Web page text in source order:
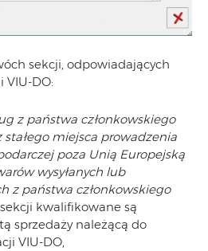
sekcji, odpowiadających
DO:
z państwa członkowskiego
miejsca prowadzenia
poza Unią Europejską
wysyłanych lub
z państwa członkowskiego
kwalifikowane są
sprzedaży należącą do
VIU-DO,